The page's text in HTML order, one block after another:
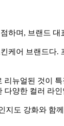
하며, 브랜드
어 브랜드다
뉴얼된 것이
양한 컬러 라
도 강화와 함